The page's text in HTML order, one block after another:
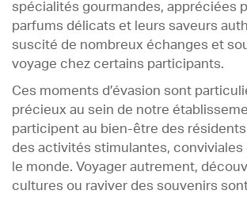
spécialités gourmandes, appréciées
parfums délicats et leurs saveurs
suscité de nombreux échanges et
voyage chez certains participants.
Ces moments d’évasion sont
précieux au sein de notre
participent au bien-être des
des activités stimulantes,
le monde. Voyager autrement,
cultures ou raviver des souvenirs